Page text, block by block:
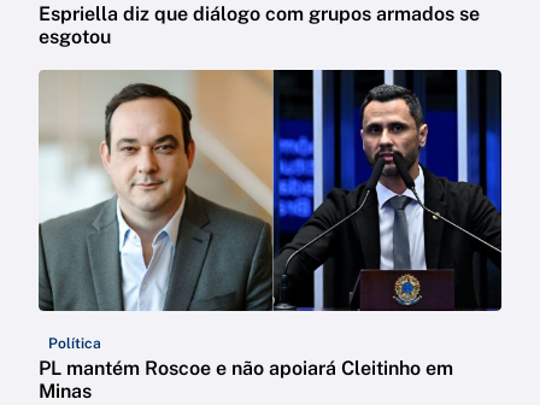
Espriella diz que diálogo com grupos armados se
esgotou
Política
PL mantém Roscoe e não apoiará Cleitinho em
Minas